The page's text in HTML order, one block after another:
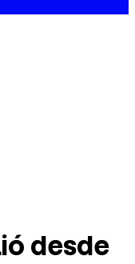
desde